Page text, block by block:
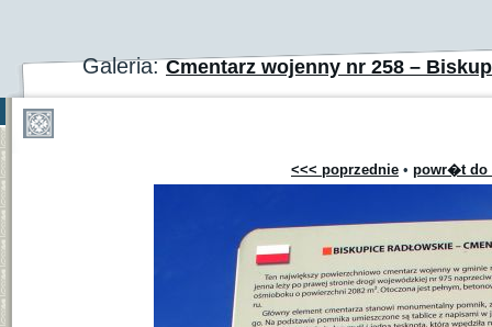
Galeria:Cmentarz wojenny nr 258 –
<<< poprzednie • powr�t do